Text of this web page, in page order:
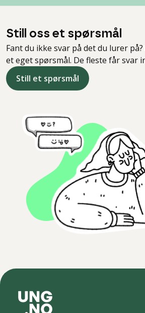
Still oss et spørsmål
Fant du ikke svar på det du lurer
et eget spørsmål. De fleste får svar
Still et spørsmål